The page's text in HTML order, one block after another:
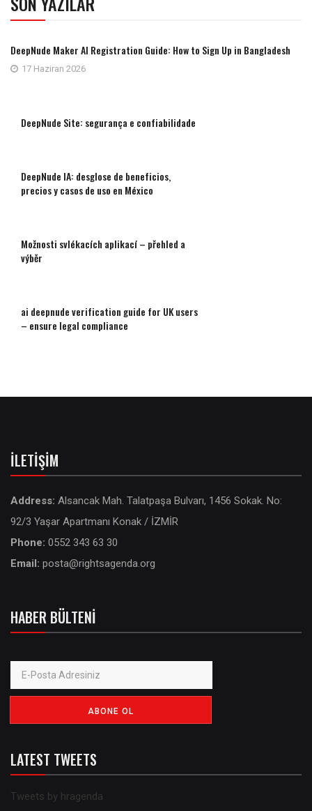
DeepNude Maker AI Registration Guide: How to Sign Up in Bangladesh
17 Haziran 2026
DeepNude Site: segurança e confiabilidade
DeepNude IA: desglose de beneficios,
precios y casos de uso en México
Možnosti svlékacích aplikací – přehled a
výběr
ai deepnude verification guide for UK users
– ensure legal compliance
İLETIŞIM
Address: Alsancak Mah. Talatpaşa Bulvarı, 1456 Sokak. No:
92/3 Yaşar Apartmanı Konak / İZMİR
Phone: 0552 343 63 30
Email: posta@rightsagenda.org
HABER BÜLTENI
LATEST TWEETS
Tweets by hragenda